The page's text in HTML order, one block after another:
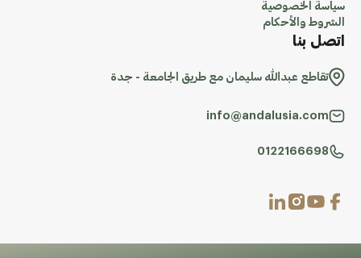
سياسة الخصوصية
الشروط والأحكام
اتصل بنا
تقاطع عبدالله سليمان مع طريق الجامعة - جدة
info@andalusia.com
0122166698